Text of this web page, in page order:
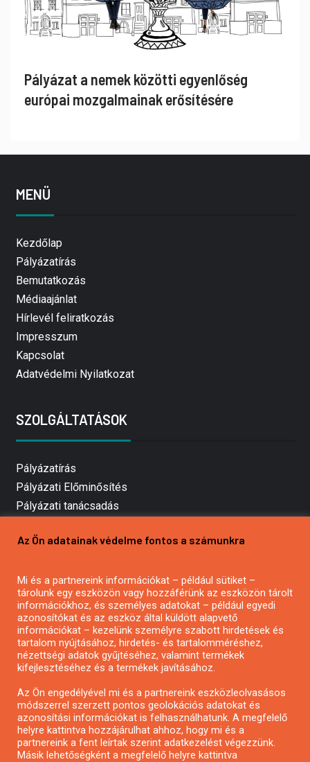
Pályázat a nemek közötti egyenlőség
európai mozgalmainak erősítésére
MENÜ
Kezdőlap
Pályázatírás
Bemutatkozás
Médiaajánlat
Hírlevél feliratkozás
Impresszum
Kapcsolat
Adatvédelmi Nyilatkozat
SZOLGÁLTATÁSOK
Pályázatírás
Pályázati Előminősítés
Pályázati tanácsadás
Mezőgazdasági pályázatírás
Pályázatírás civil szervezeteknek
Pályázatírás önkormányzatoknak
Pályázatfigyelés
Specifikus pályázatfigyelés vagy hírlevél
Pályázatok magánszemélyeknek
Pályázatok civil szervezeteknek
Az Ön adatainak védelme fontos a számunkra
Mi és a partnereink információkat – például sütiket –
tárolunk egy eszközön vagy hozzáférünk az eszközön tárolt
információkhoz, és személyes adatokat – például egyedi
azonosítókat és az eszköz által küldött alapvető
információkat – kezelünk személyre szabott hirdetések és
tartalom nyújtásához, hirdetés- és tartalomméréshez,
nézettségi adatok gyűjtéséhez, valamint termékek
kifejlesztéséhez és a termékek javításához.
Az Ön engedélyével mi és a partnereink eszközleolvasásos
módszerrel szerzett pontos geolokációs adatokat és
azonosítási információkat is felhasználhatunk. A megfelelő
helyre kattintva hozzájárulhat ahhoz, hogy mi és a
partnereink a fent leírtak szerint adatkezelést végezzünk.
Másik lehetőségként a megfelelő helyre kattintva